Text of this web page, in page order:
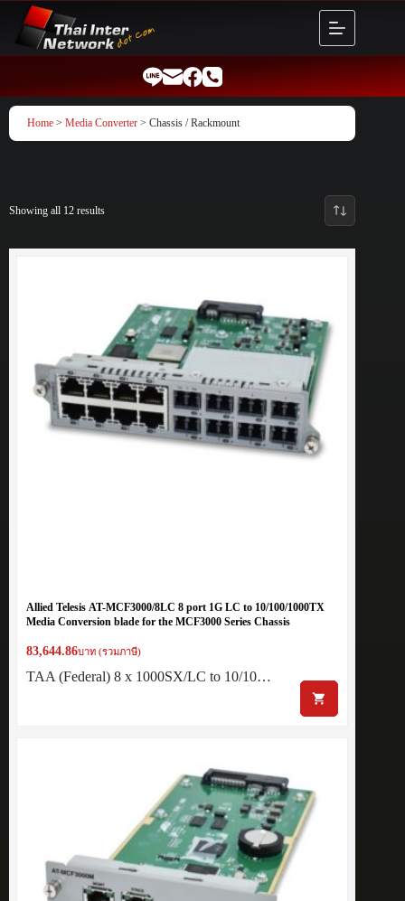
content
Home > Media Converter > Chassis / Rackmount
Showing all 12 results
Allied Telesis AT-MCF3000/8LC 8 port 1G LC to 10/100/1000TX
Media Conversion blade for the MCF3000 Series Chassis
83,644.86บาท (รวมภาษี)
TAA (Federal) 8 x 1000SX/LC to 10/10…